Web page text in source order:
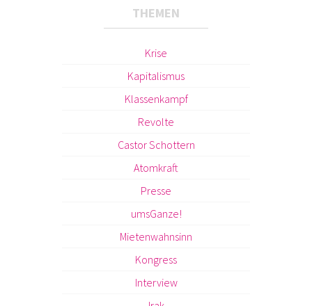
THEMEN
Krise
Kapitalismus
Klassenkampf
Revolte
Castor Schottern
Atomkraft
Presse
umsGanze!
Mietenwahnsinn
Kongress
Interview